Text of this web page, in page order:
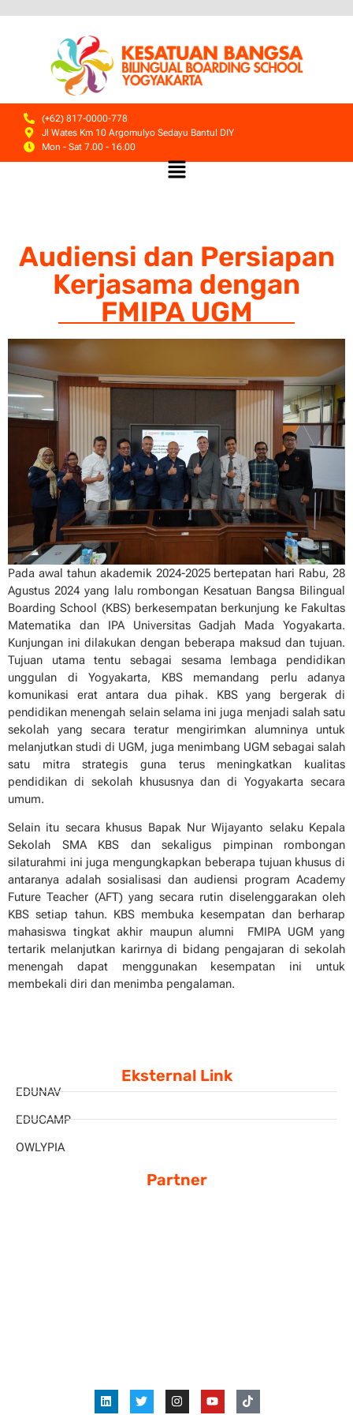
(+62) 817-0000-778
Jl Wates Km 10 Argomulyo Sedayu Bantul DIY
Mon - Sat 7.00 - 16.00
Audiensi dan Persiapan
Kerjasama dengan
FMIPA UGM
Pada awal tahun akademik 2024-2025 bertepatan hari Rabu, 28
Agustus 2024 yang lalu rombongan Kesatuan Bangsa Bilingual
Boarding School (KBS) berkesempatan berkunjung ke Fakultas
Matematika dan IPA Universitas Gadjah Mada Yogyakarta.
Kunjungan ini dilakukan dengan beberapa maksud dan tujuan.
Tujuan utama tentu sebagai sesama lembaga pendidikan
unggulan di Yogyakarta, KBS memandang perlu adanya
komunikasi erat antara dua pihak. KBS yang bergerak di
pendidikan menengah selain selama ini juga menjadi salah satu
sekolah yang secara teratur mengirimkan alumninya untuk
melanjutkan studi di UGM, juga menimbang UGM sebagai salah
satu mitra strategis guna terus meningkatkan kualitas
pendidikan di sekolah khususnya dan di Yogyakarta secara
umum.
Selain itu secara khusus Bapak Nur Wijayanto selaku Kepala
Sekolah SMA KBS dan sekaligus pimpinan rombongan
silaturahmi ini juga mengungkapkan beberapa tujuan khusus di
antaranya adalah sosialisasi dan audiensi program Academy
Future Teacher (AFT) yang secara rutin diselenggarakan oleh
KBS setiap tahun. KBS membuka kesempatan dan berharap
mahasiswa tingkat akhir maupun alumni FMIPA UGM yang
tertarik melanjutkan karirnya di bidang pengajaran di sekolah
menengah dapat menggunakan kesempatan ini untuk
membekali diri dan menimba pengalaman.
Eksternal Link
EDUNAV
EDUCAMP
OWLYPIA
Partner